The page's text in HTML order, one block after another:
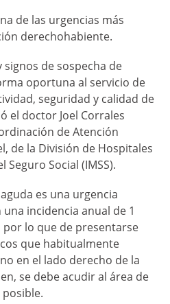
de las urgencias más
derechohabiente.
de sospecha de
oportuna al servicio de
seguridad y calidad de
el doctor Joel Corrales
de Atención
de la División de Hospitales
Social (IMSS).
es una urgencia
incidencia anual de 1
por lo que de presentarse
que habitualmente
en el lado derecho de la
se debe acudir al área de